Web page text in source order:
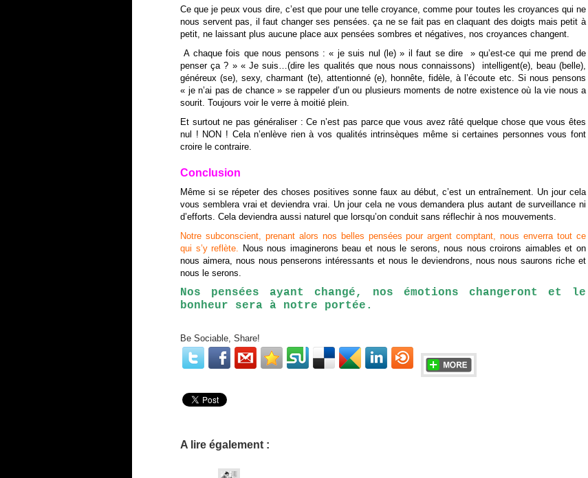
Ce que je peux vous dire, c’est que pour une telle croyance, comme pour toutes les croyances qui ne
nous servent pas, il faut changer ses pensées. ça ne se fait pas en claquant des doigts mais petit à
petit, ne laissant plus aucune place aux pensées sombres et négatives, nos croyances changent.
A chaque fois que nous pensons : « je suis nul (le) » il faut se dire » qu’est-ce qui me prend de
penser ça ? » « Je suis…(dire les qualités que nous nous connaissons) intelligent(e), beau (belle),
généreux (se), sexy, charmant (te), attentionné (e), honnête, fidèle, à l’écoute etc. Si nous pensons
« je n’ai pas de chance » se rappeler d’un ou plusieurs moments de notre existence où la vie nous a
sourit. Toujours voir le verre à moitié plein.
Et surtout ne pas généraliser : Ce n’est pas parce que vous avez râté quelque chose que vous êtes
nul ! NON ! Cela n’enlève rien à vos qualités intrinsèques même si certaines personnes vous font
croire le contraire.
Conclusion
Même si se répeter des choses positives sonne faux au début, c’est un entraînement. Un jour cela
vous semblera vrai et deviendra vrai. Un jour cela ne vous demandera plus autant de surveillance ni
d’efforts. Cela deviendra aussi naturel que lorsqu’on conduit sans réflechir à nos mouvements.
Notre subconscient, prenant alors nos belles pensées pour argent comptant, nous enverra tout ce
qui s’y reflète. Nous nous imaginerons beau et nous le serons, nous nous croirons aimables et on
nous aimera, nous nous penserons intéressants et nous le deviendrons, nous nous saurons riche et
nous le serons.
Nos pensées ayant changé, nos émotions changeront et le
bonheur sera à notre portée.
Be Sociable, Share!
A lire également :